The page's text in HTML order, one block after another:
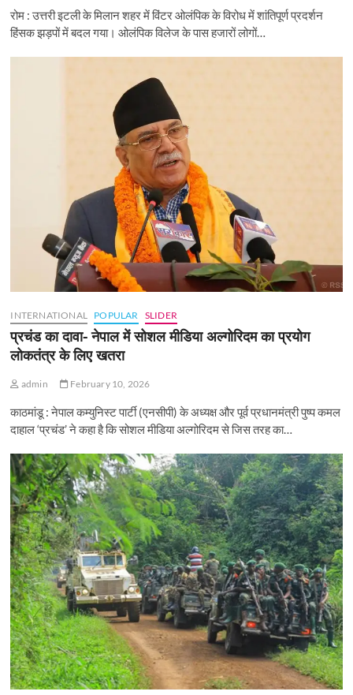
रोम : उत्तरी इटली के मिलान शहर में विंटर ओलंपिक के विरोध में शांतिपूर्ण प्रदर्शन
हिंसक झड़पों में बदल गया। ओलंपिक विलेज के पास हजारों लोगों…
INTERNATIONAL POPULAR SLIDER
प्रचंड का दावा- नेपाल में सोशल मीडिया अल्गोरिदम का प्रयोग
लोकतंत्र के लिए खतरा
admin February 10, 2026
काठमांडू : नेपाल कम्युनिस्ट पार्टी (एनसीपी) के अध्यक्ष और पूर्व प्रधानमंत्री पुष्प कमल
दाहाल ‘प्रचंड’ ने कहा है कि सोशल मीडिया अल्गोरिदम से जिस तरह का…